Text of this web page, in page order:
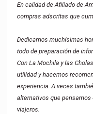
En calidad de Afiliado de
compras adscritas que
Dedicamos muchísimas
todo de preparación de
Con La Mochila y las
utilidad y hacemos
experiencia. A veces
alternativos que
viajeros.